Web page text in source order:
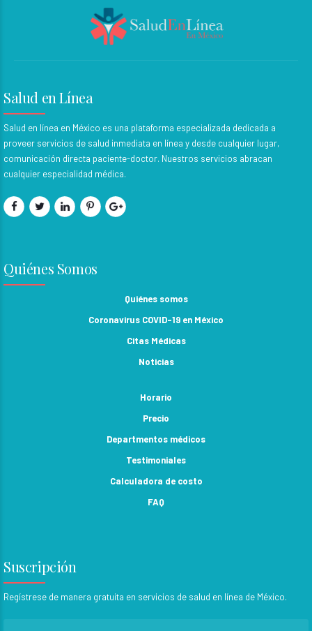
Salud en Línea
Salud en línea en México es una plataforma especializada dedicada a
proveer servicios de salud inmediata en línea y desde cualquier lugar,
comunicación directa paciente-doctor. Nuestros servicios abracan
cualquier especialidad médica.
Quiénes Somos
Quiénes somos
Coronavirus COVID-19 en México
Citas Médicas
Noticias
Horario
Precio
Departmentos médicos
Testimoniales
Calculadora de costo
FAQ
Suscripción
Regístrese de manera gratuita en servicios de salud en línea de México.